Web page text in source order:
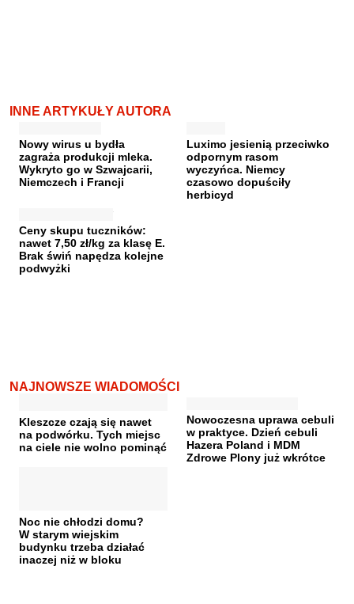
INNE ARTYKUŁY AUTORA
Nowy wirus u bydła
zagraża produkcji mleka.
Wykryto go w Szwajcarii,
Niemczech i Francji
Luximo jesienią przeciwko
odpornym rasom
wyczyńca. Niemcy
czasowo dopuściły
herbicyd
Ceny skupu tuczników:
nawet 7,50 zł/kg za klasę E.
Brak świń napędza kolejne
podwyżki
NAJNOWSZE WIADOMOŚCI
Kleszcze czają się nawet
na podwórku. Tych miejsc
na ciele nie wolno pominąć
Nowoczesna uprawa cebuli
w praktyce. Dzień cebuli
Hazera Poland i MDM
Zdrowe Plony już wkrótce
Noc nie chłodzi domu?
W starym wiejskim
budynku trzeba działać
inaczej niż w bloku